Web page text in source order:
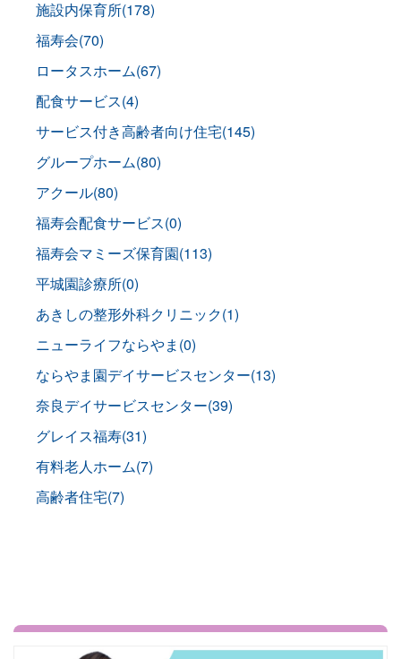
施設内保育所(178)
福寿会(70)
ロータスホーム(67)
配食サービス(4)
サービス付き高齢者向け住宅(145)
グループホーム(80)
アクール(80)
福寿会配食サービス(0)
福寿会マミーズ保育園(113)
平城園診療所(0)
あきしの整形外科クリニック(1)
ニューライフならやま(0)
ならやま園デイサービスセンター(13)
奈良デイサービスセンター(39)
グレイス福寿(31)
有料老人ホーム(7)
高齢者住宅(7)